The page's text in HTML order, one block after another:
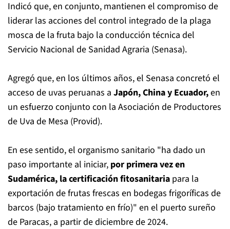
Indicó que, en conjunto, mantienen el compromiso de
liderar las acciones del control integrado de la plaga
mosca de la fruta bajo la conducción técnica del
Servicio Nacional de Sanidad Agraria (Senasa).
Agregó que, en los últimos años, el Senasa concretó el
acceso de uvas peruanas a Japón, China y Ecuador,en
un esfuerzo conjunto con la Asociación de Productores
de Uva de Mesa (Provid).
En ese sentido, el organismo sanitario "ha dado un
paso importante al iniciar, por primera vez en
Sudamérica, la certificación fitosanitaria para la
exportación de frutas frescas en bodegas frigoríficas de
barcos (bajo tratamiento en frío)" en el puerto sureño
de Paracas, a partir de diciembre de 2024.